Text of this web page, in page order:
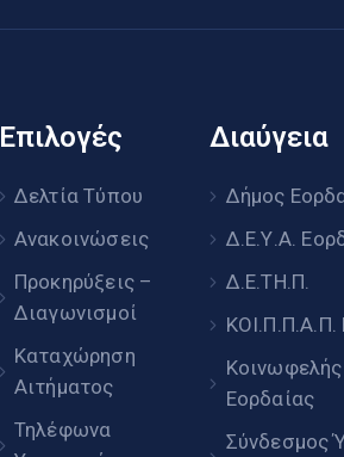
Επιλογές
Δελτία Τύπου
Ανακοινώσεις
Προκηρύξεις –
Διαγωνισμοί
Καταχώρηση
Αιτήματος
Τηλέφωνα
Διαύγεια
Δήμος
Δ.Ε.Υ.Α.
Δ.Ε.ΤΗ.Π.
ΚΟΙ.Π.Π.Α.Π.
Εορδαίας
Σύνδεσμος